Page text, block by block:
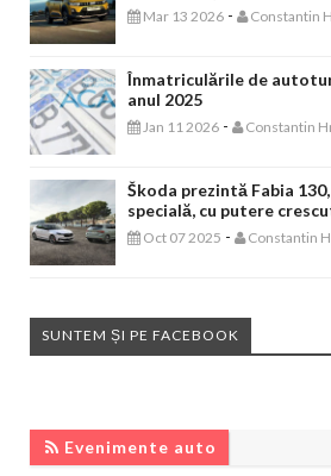
Mar 13 2026 - Constantin
Înmatriculările de
anul 2025
Jan 11 2026 - Constantin
Škoda prezintă Fabia
specială, cu putere
Oct 07 2025 - Constantin
SUNTEM ȘI PE FACEBOOK
Evenimente auto